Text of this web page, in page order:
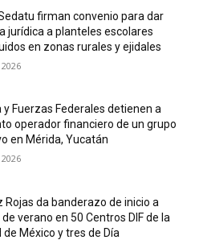
firman convenio para dar
jurídica a planteles escolares
en zonas rurales y ejidales
y Fuerzas Federales detienen a
operador financiero de un grupo
en Mérida, Yucatán
Rojas da banderazo de inicio a
verano en 50 Centros DIF de la
de México y tres de Día